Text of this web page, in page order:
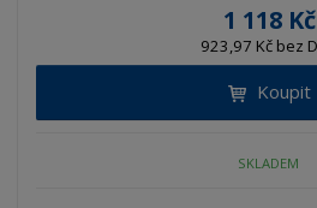
1 118 Kč
923,97 Kč bez
Koupit
SKLADEM